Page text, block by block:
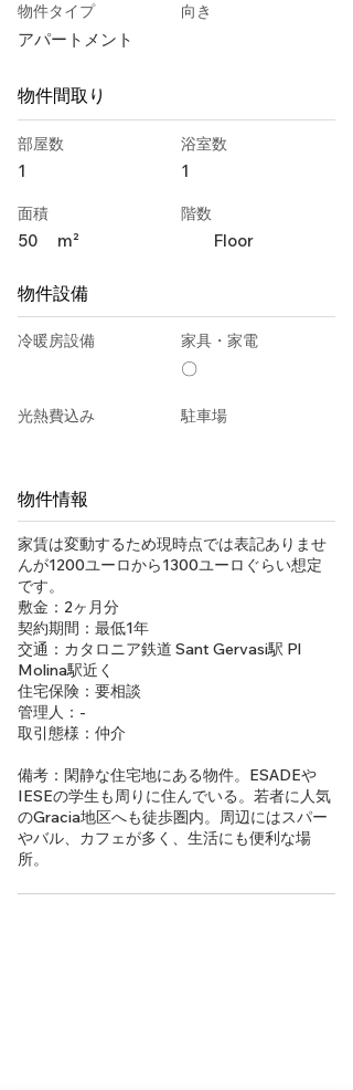
物件タイプ
アパートメント
向き
物件間取り
部屋数
1
面積
50 m²
浴室数
1
階数
Floor
物件設備
冷暖房設備 家具・家電
〇
光熱費込み 駐車場
物件情報
家賃は変動するため現時点では表記ありませ
んが1200ユーロから1300ユーロぐらい想定
です。
敷金：2ヶ月分
契約期間：最低1年
交通：カタロニア鉄道 Sant Gervasi駅 Pl
Molina駅近く
住宅保険：要相談
管理人：-
取引態様：仲介
備考：閑静な住宅地にある物件。ESADEや
IESEの学生も周りに住んでいる。若者に人気
のGracia地区へも徒歩圏内。周辺にはスパー
やバル、カフェが多く、生活にも便利な場
所。